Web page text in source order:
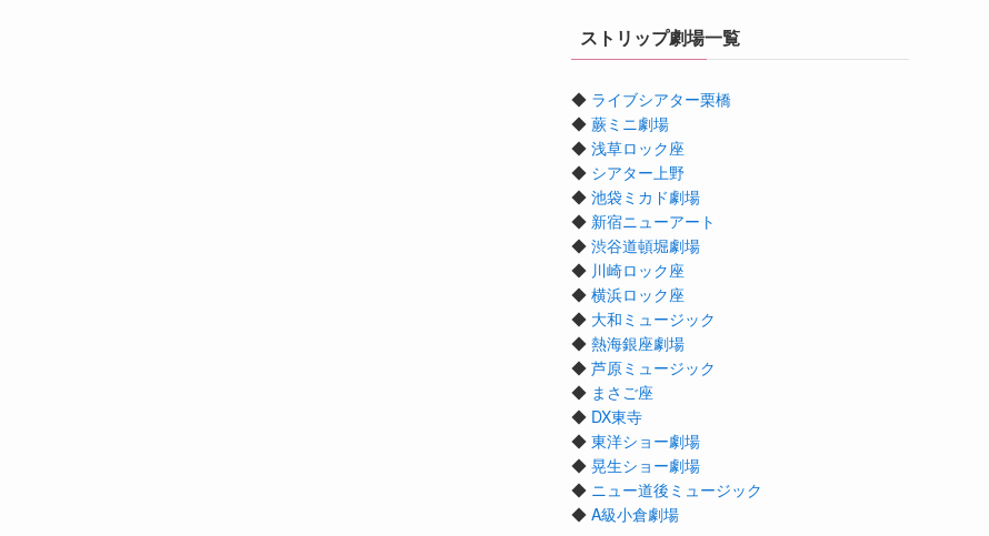
ストリップ劇場一覧
◆ ライブシアター栗橋
◆ 蕨ミニ劇場
◆ 浅草ロック座
◆ シアター上野
◆ 池袋ミカド劇場
◆ 新宿ニューアート
◆ 渋谷道頓堀劇場
◆ 川崎ロック座
◆ 横浜ロック座
◆ 大和ミュージック
◆ 熱海銀座劇場
◆ 芦原ミュージック
◆ まさご座
◆ DX東寺
◆ 東洋ショー劇場
◆ 晃生ショー劇場
◆ ニュー道後ミュージック
◆ A級小倉劇場